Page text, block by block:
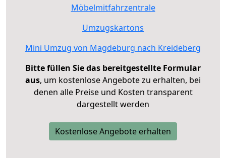
Möbelmitfahrzentrale
Umzugskartons
Mini Umzug von Magdeburg nach Kreideberg
Bitte füllen Sie das bereitgestellte Formular
aus, um kostenlose Angebote zu erhalten, bei
denen alle Preise und Kosten transparent
dargestellt werden
Kostenlose Angebote erhalten